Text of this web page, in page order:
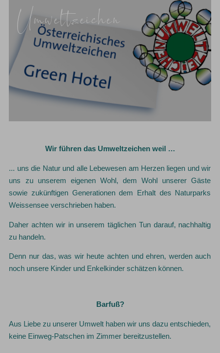
Umweltzeichen
Wir führen das Umweltzeichen weil …
... uns die Natur und alle Lebewesen am Herzen liegen und wir
uns zu unserem eigenen Wohl, dem Wohl unserer Gäste
sowie zukünftigen Generationen dem Erhalt des Naturparks
Weissensee verschrieben haben.
Daher achten wir in unserem täglichen Tun darauf, nachhaltig
zu handeln.
Denn nur das, was wir heute achten und ehren, werden auch
noch unsere Kinder und Enkelkinder schätzen können.
Barfuß?
Aus Liebe zu unserer Umwelt haben wir uns dazu entschieden,
keine Einweg-Patschen im Zimmer bereitzustellen.